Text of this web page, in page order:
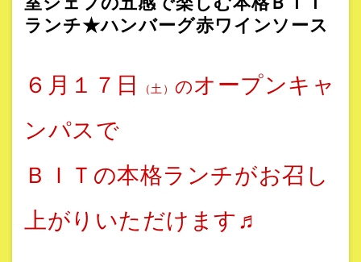
ランチ★ハンバーグ赤ワインソース
６月１７日 （土） のオープンキャ
ンパスで
ＢＩＴの本格ランチがお召し
上がりいただけます♬